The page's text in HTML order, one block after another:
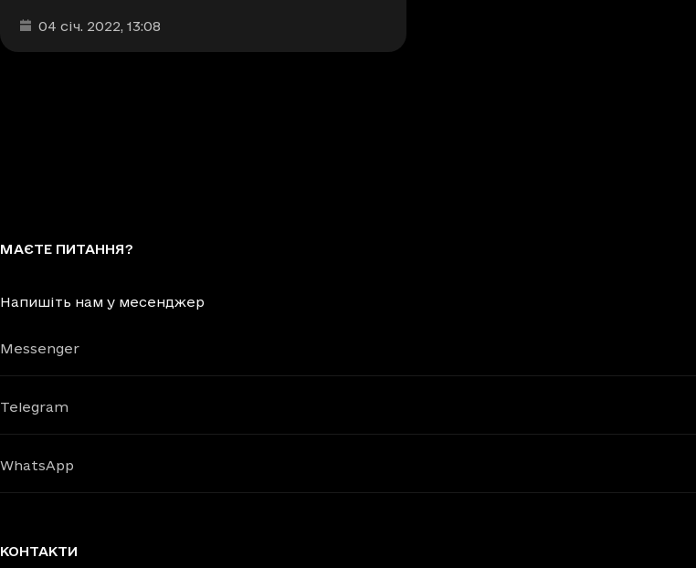
Дата та час публікації
04 січ. 2022, 13:08
МАЄТЕ ПИТАННЯ?
Напишіть нам у месенджер
Messenger
Telegram
WhatsApp
КОНТАКТИ